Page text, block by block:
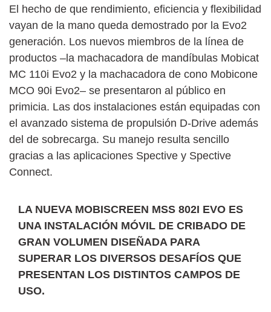
El hecho de que rendimiento, eficiencia y flexibilidad
vayan de la mano queda demostrado por la Evo2
generación. Los nuevos miembros de la línea de
productos –la machacadora de mandíbulas Mobicat
MC 110i Evo2 y la machacadora de cono Mobicone
MCO 90i Evo2– se presentaron al público en
primicia. Las dos instalaciones están equipadas con
el avanzado sistema de propulsión D-Drive además
del de sobrecarga. Su manejo resulta sencillo
gracias a las aplicaciones Spective y Spective
Connect.
LA NUEVA MOBISCREEN MSS 802I EVO ES
UNA INSTALACIÓN MÓVIL DE CRIBADO DE
GRAN VOLUMEN DISEÑADA PARA
SUPERAR LOS DIVERSOS DESAFÍOS QUE
PRESENTAN LOS DISTINTOS CAMPOS DE
USO.